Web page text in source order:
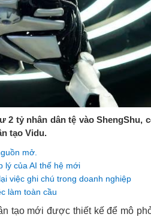
2 tỷ nhân dân tệ vào ShengShu,
tạo Vidu.
mở.
lý của AI thế hệ mới
việc ghi chú trong doanh nghiệp
làm toàn cầu
tạo mới được thiết kế để mô